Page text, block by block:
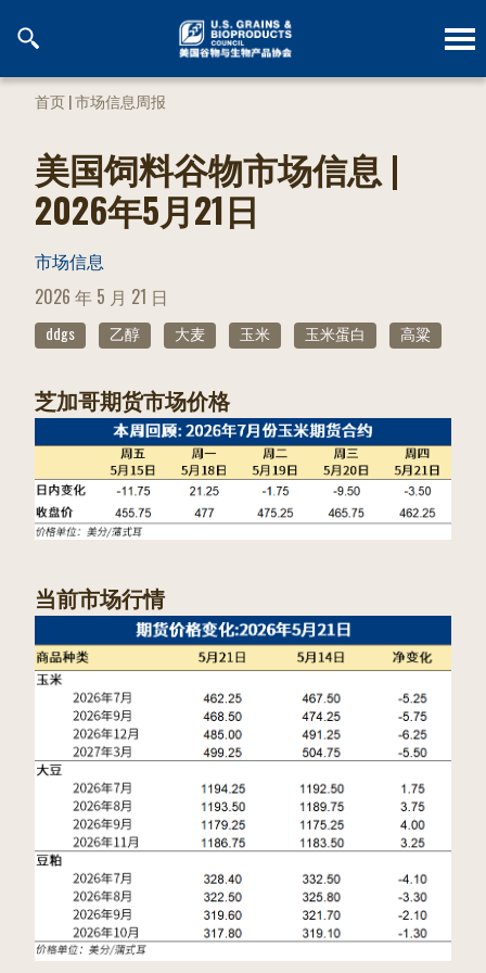
首页|市场信息周报
美国饲料谷物市场信息 |
2026年5月21日
市场信息
POSTED
2026 年 5 月 21 日
ddgs 乙醇 大麦 玉米 玉米蛋白 高粱
芝加哥期货市场价格
当前市场行情